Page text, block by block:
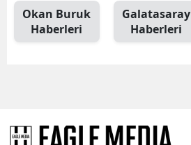
Okan Buruk
Haberleri
Galatasaray
Haberleri